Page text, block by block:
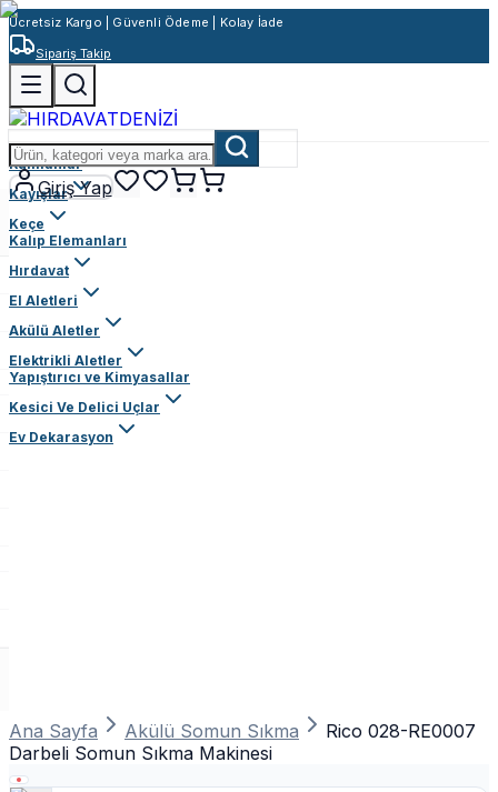
Ücretsiz Kargo | Güvenli Ödeme | Kolay İade
Sipariş Takip
Giriş Yap
Rulmanlar
Kayışlar
Keçe
Kalıp Elemanları
Hırdavat
El Aletleri
Akülü Aletler
Elektrikli Aletler
Yapıştırıcı ve Kimyasallar
Kesici Ve Delici Uçlar
Ev Dekarasyon
Ana Sayfa Akülü Somun Sıkma
Rico 028-RE0007
Darbeli Somun Sıkma Makinesi